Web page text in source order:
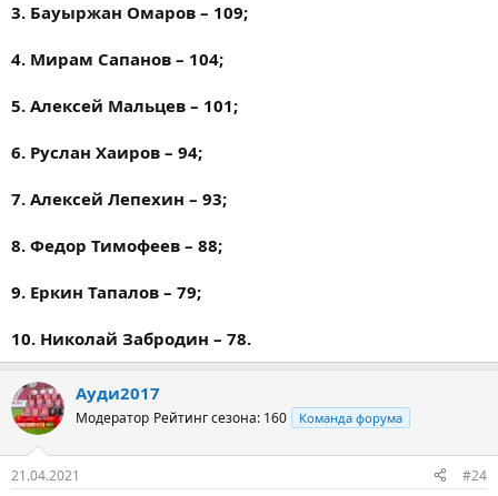
3. Бауыржан Омаров – 109;
4. Мирам Сапанов – 104;
5. Алексей Мальцев – 101;
6. Руслан Хаиров – 94;
7. Алексей Лепехин – 93;
8. Федор Тимофеев – 88;
9. Еркин Тапалов – 79;
10. Николай Забродин – 78.
Ауди2017
Модератор Рейтинг сезона: 160 Команда форума
21.04.2021 #24